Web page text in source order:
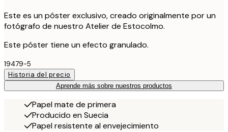
Este es un póster exclusivo, creado originalmente por un
fotógrafo de nuestro Atelier de Estocolmo.
Este póster tiene un efecto granulado.
19479-5
Historia del precio
Aprende más sobre nuestros productos
Papel mate de primera
Producido en Suecia
Papel resistente al envejecimiento